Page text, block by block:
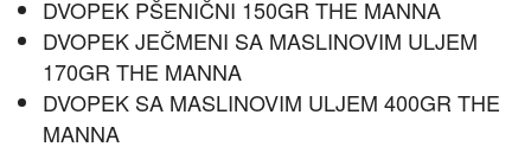
DVOPEK PŠENIČNI 150GR THE MANNA
DVOPEK JEČMENI SA MASLINOVIM ULJEM
170GR THE MANNA
DVOPEK SA MASLINOVIM ULJEM 400GR THE
MANNA